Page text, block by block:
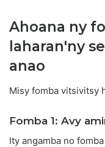
Ahoana ny
laharan'ny
anao
Misy fomba vitsivitsy
Fomba 1: Avy
Ity angamba no